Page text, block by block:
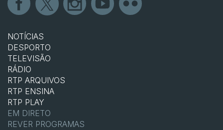
NOTÍCIAS
DESPORTO
TELEVISÃO
RÁDIO
RTP ARQUIVOS
RTP ENSINA
RTP PLAY
EM DIRETO
REVER PROGRAMAS